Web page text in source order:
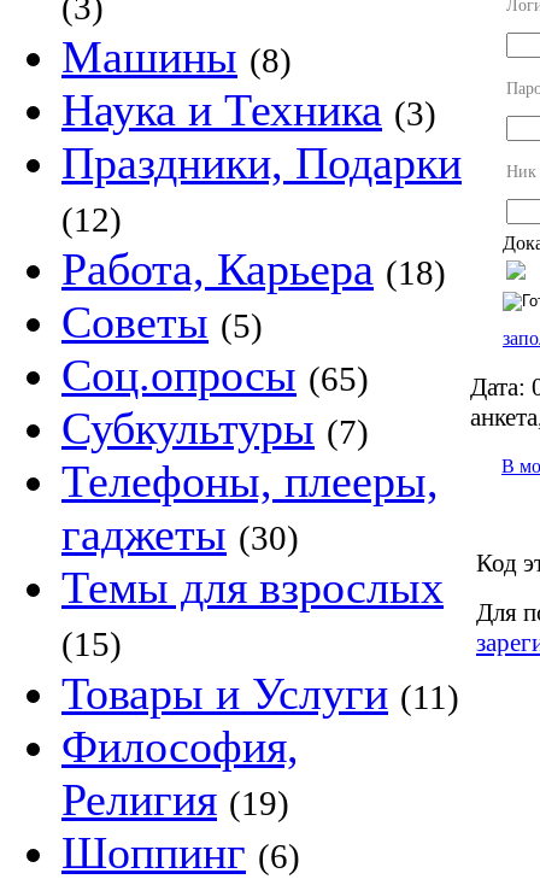
Машины (8)
Наука и Техника (3)
Праздники, Подарки
(12)
Работа, Карьера (18)
Советы (5)
Соц.опросы (65)
Субкультуры (7)
Телефоны, плееры,
гаджеты (30)
Темы для взрослых
(15)
Товары и Услуги (11)
Философия,
Религия (19)
Шоппинг (6)
Ник
Дата:
В
Код
Для